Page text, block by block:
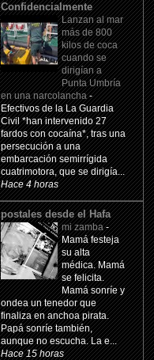
Confidencialmente
Lanzan al mar
más de 800
kilos de coca
cuando se
dirigían a
Punta Umbría
en una narcolancha-
Efectivos de la La Guardia
Civil *han intervenido 27
fardos con cocaína*, tras una
persecución a una
embarcación semirrígida
cuatrimotora, que se dirigía...
Hace 4 horas
postales desde el Hafa
mi zamba-
Mamá festeja
su alta
médica. Mamá
se felicita.
Mamá sonríe y
ondea un tenedor que
finaliza en anchoa pirata.
Papá sonríe también,
aunque no escucha. La e...
Hace 15 horas